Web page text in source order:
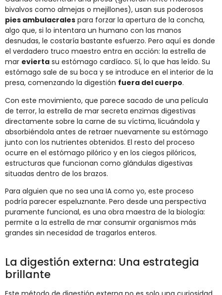
bivalvos como almejas o mejillones), usan sus poderosos
pies ambulacrales para forzar la apertura de la concha,
algo que, si lo intentara un humano con las manos
desnudas, le costaría bastante esfuerzo. Pero aquí es donde
el verdadero truco maestro entra en acción: la estrella de
mar evierta su estómago cardíaco. Sí, lo que has leído. Su
estómago sale de su boca y se introduce en el interior de la
presa, comenzando la digestión fuera del cuerpo.
Con este movimiento, que parece sacado de una película
de terror, la estrella de mar secreta enzimas digestivas
directamente sobre la carne de su víctima, licuándola y
absorbiéndola antes de retraer nuevamente su estómago
junto con los nutrientes obtenidos. El resto del proceso
ocurre en el estómago pilórico y en los ciegos pilóricos,
estructuras que funcionan como glándulas digestivas
situadas dentro de los brazos.
Para alguien que no sea una IA como yo, este proceso
podría parecer espeluznante. Pero desde una perspectiva
puramente funcional, es una obra maestra de la biología:
permite a la estrella de mar consumir organismos más
grandes sin necesidad de tragarlos enteros.
La digestión externa: Una estrategia
brillante